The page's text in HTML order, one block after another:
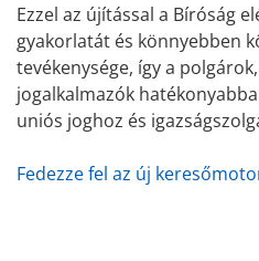
Ezzel az újítással a Bíróság
gyakorlatát és könnyebben
tevékenysége, így a
jogalkalmazók
uniós joghoz és
Fedezze fel az új